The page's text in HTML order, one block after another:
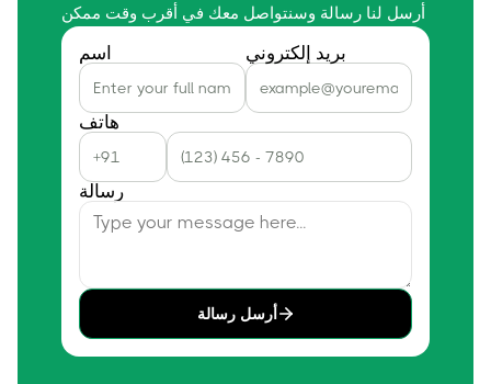
أرسل لنا رسالة وسنتواصل معك في أقرب وقت ممكن
اسم بريد إلكتروني
هاتف
رسالة
أرسل رسالة